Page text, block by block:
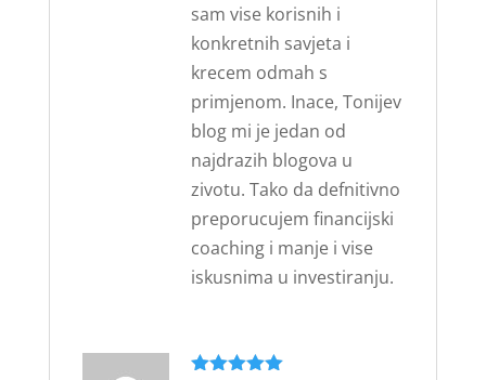
sam vise korisnih i
konkretnih savjeta i
krecem odmah s
primjenom. Inace, Tonijev
blog mi je jedan od
najdrazih blogova u
zivotu. Tako da defnitivno
preporucujem financijski
coaching i manje i vise
iskusnima u investiranju.